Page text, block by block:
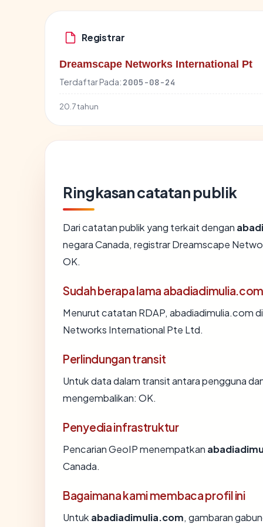
Registrar
Dreamscape Networks International Pt
Terdaftar Pada: 2005-08-24
20.7 tahun
Ringkasan catatan publik
Dari catatan publik yang terkait dengan
negara Canada, registrar Dreamscape
OK.
Sudah berapa lama
Menurut catatan RDAP, abadiadimulia.com
Networks International Pte Ltd.
Perlindungan transit
Untuk data dalam transit antara pengguna
mengembalikan: OK.
Penyedia infrastruktur
Pencarian GeoIP menempatkan
Canada.
Bagaimana kami membaca profil ini
Untuk abadiadimulia.com, gambaran